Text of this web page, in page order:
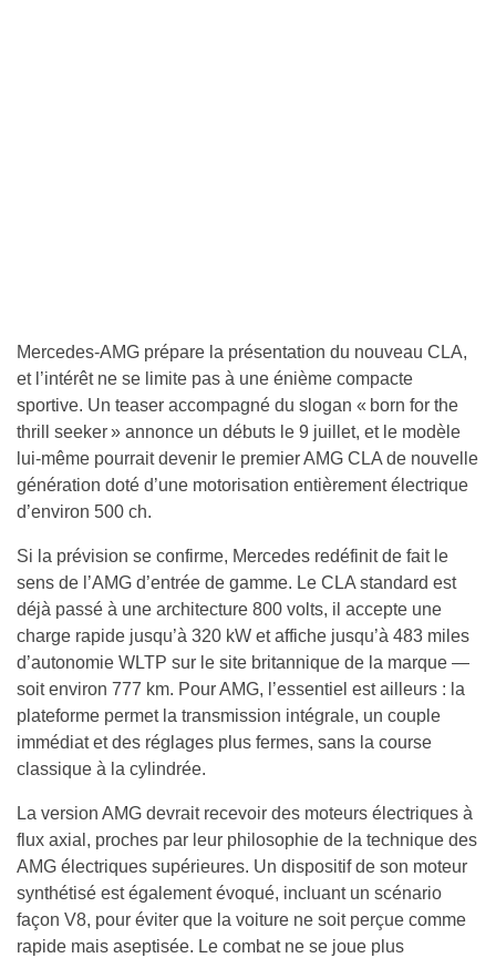
Mercedes-AMG prépare la présentation du nouveau CLA,
et l’intérêt ne se limite pas à une énième compacte
sportive. Un teaser accompagné du slogan « born for the
thrill seeker » annonce un débuts le 9 juillet, et le modèle
lui-même pourrait devenir le premier AMG CLA de nouvelle
génération doté d’une motorisation entièrement électrique
d’environ 500 ch.
Si la prévision se confirme, Mercedes redéfinit de fait le
sens de l’AMG d’entrée de gamme. Le CLA standard est
déjà passé à une architecture 800 volts, il accepte une
charge rapide jusqu’à 320 kW et affiche jusqu’à 483 miles
d’autonomie WLTP sur le site britannique de la marque —
soit environ 777 km. Pour AMG, l’essentiel est ailleurs : la
plateforme permet la transmission intégrale, un couple
immédiat et des réglages plus fermes, sans la course
classique à la cylindrée.
La version AMG devrait recevoir des moteurs électriques à
flux axial, proches par leur philosophie de la technique des
AMG électriques supérieures. Un dispositif de son moteur
synthétisé est également évoqué, incluant un scénario
façon V8, pour éviter que la voiture ne soit perçue comme
rapide mais aseptisée. Le combat ne se joue plus